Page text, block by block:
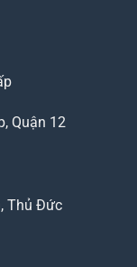
Quận 12
Thủ Đức